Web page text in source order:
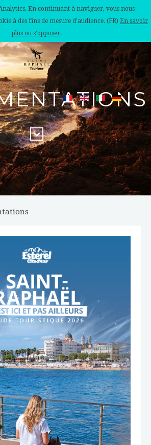
En continuant à naviguer, vous nous
à des fins de mesure d'audience. (FR) En savoir
plus ou s'opposer.
TÉLÉCHARGER